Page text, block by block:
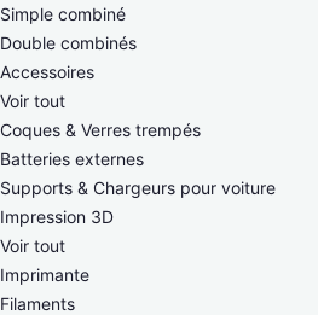
Simple combiné
Double combinés
Accessoires
Voir tout
Coques & Verres trempés
Batteries externes
Supports & Chargeurs pour voiture
Impression 3D
Voir tout
Imprimante
Filaments